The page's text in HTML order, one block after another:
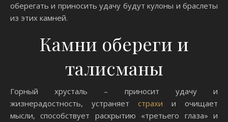
оберегать и приносить удачу будут кулоны и браслеты
из этих камней.
Камни обереги и
талисманы
Горный хрусталь – приносит удачу и
жизнерадостность, устраняет страхи и очищает
мысли, способствует раскрытию «третьего глаза» и